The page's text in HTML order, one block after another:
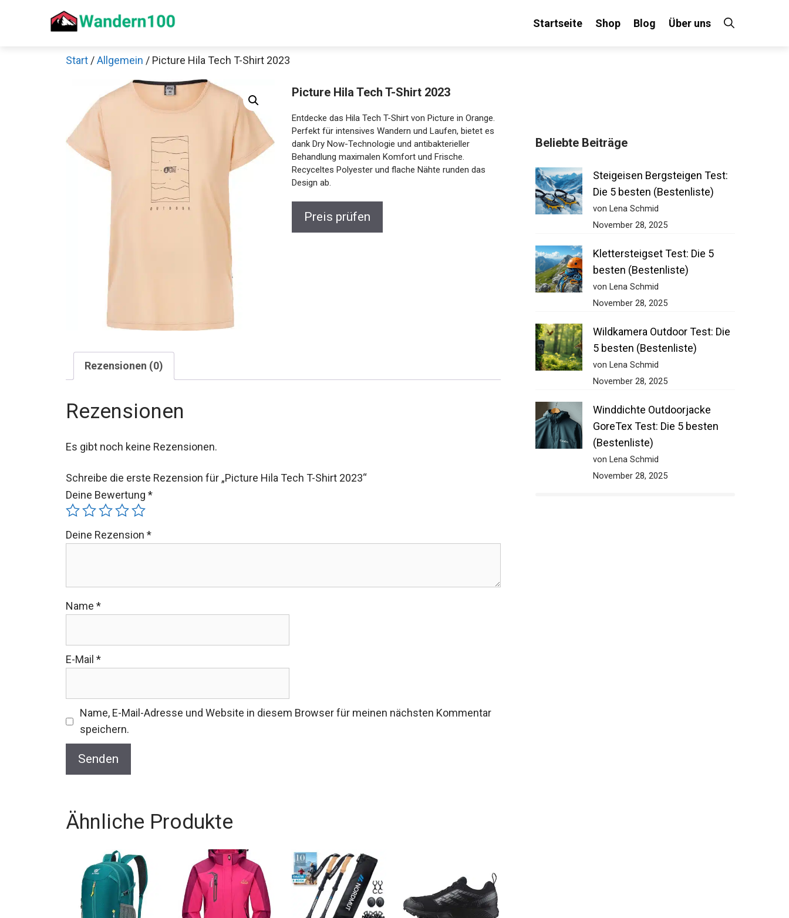
Startseite Shop Blog Über uns
Start /Allgemein / Picture Hila Tech T-Shirt 2023
Picture Hila Tech T-Shirt 2023
Entdecke das Hila Tech T-Shirt von Picture in Orange.
Perfekt für intensives Wandern und Laufen, bietet es
dank Dry Now-Technologie und antibakterieller
Behandlung maximalen Komfort und Frische.
Recyceltes Polyester und flache Nähte runden das
Design ab.
Preis prüfen
Rezensionen (0)
Rezensionen
Es gibt noch keine Rezensionen.
Schreibe die erste Rezension für „Picture Hila Tech T-Shirt 2023“
Deine Bewertung *
Deine Rezension *
Name *
E-Mail *
Name, E-Mail-Adresse und Website in diesem Browser für meinen nächsten Kommentar
speichern.
Ähnliche Produkte
Beliebte Beiträge
Steigeisen Bergsteigen Test:
Die 5 besten (Bestenliste)
von Lena Schmid
November 28, 2025
Klettersteigset Test: Die 5
besten (Bestenliste)
von Lena Schmid
November 28, 2025
Wildkamera Outdoor Test: Die
5 besten (Bestenliste)
von Lena Schmid
November 28, 2025
Winddichte Outdoorjacke
GoreTex Test: Die 5 besten
(Bestenliste)
von Lena Schmid
November 28, 2025